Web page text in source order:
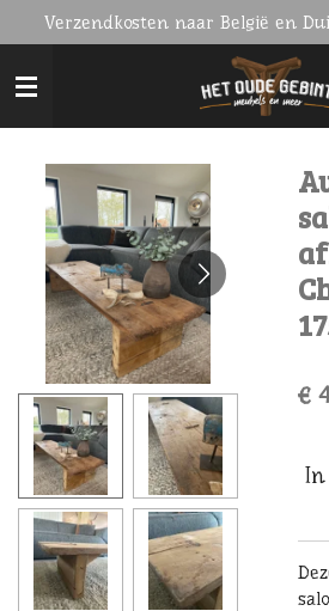
direct
naar
de
hoofdinhoud
Verzendkosten naar België en
€
In